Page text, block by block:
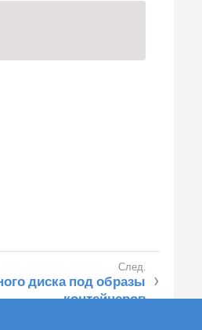
диска под образы
контейнеров